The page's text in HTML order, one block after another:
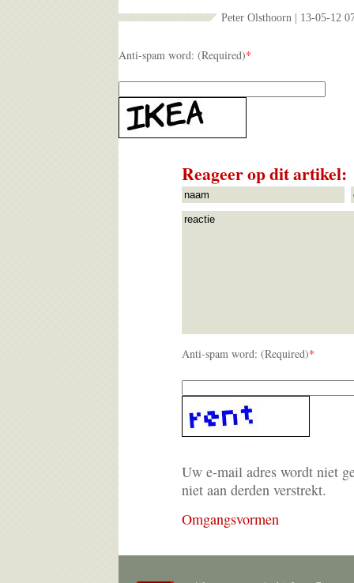
Peter Olsthoorn | 13-05-12
Anti-spam word: (Required)*
Reageer op dit artikel:
Anti-spam word: (Required)*
Uw e-mail adres wordt niet
niet aan derden verstrekt.
Omgangsvormen